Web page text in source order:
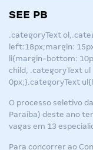
SEE PB
.categoryText
left:18px;margin:
li{margin-bottom:
child, .categoryText
0px;}.categoryText
O processo seletivo da
Paraíba) deste ano
vagas em 13
Para concorrer ao